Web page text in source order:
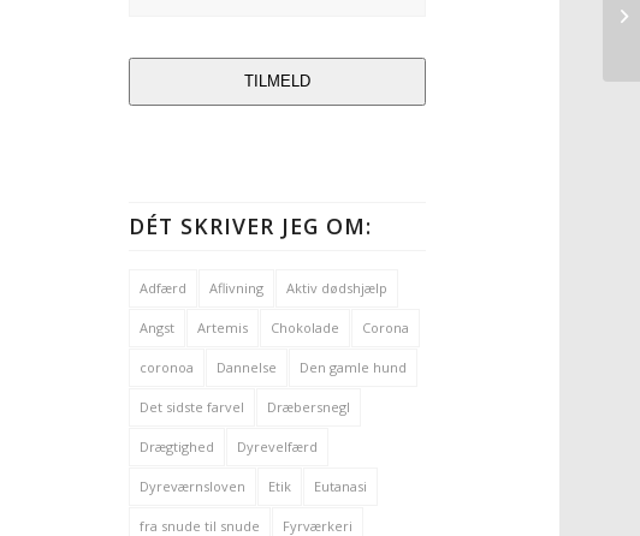
TILMELD
DÉT SKRIVER JEG OM:
Adfærd Aflivning Aktiv dødshjælp
Angst Artemis Chokolade Corona
coronoa Dannelse Den gamle hund
Det sidste farvel Dræbersnegl
Drægtighed Dyrevelfærd
Dyreværnsloven Etik Eutanasi
fra snude til snude Fyrværkeri